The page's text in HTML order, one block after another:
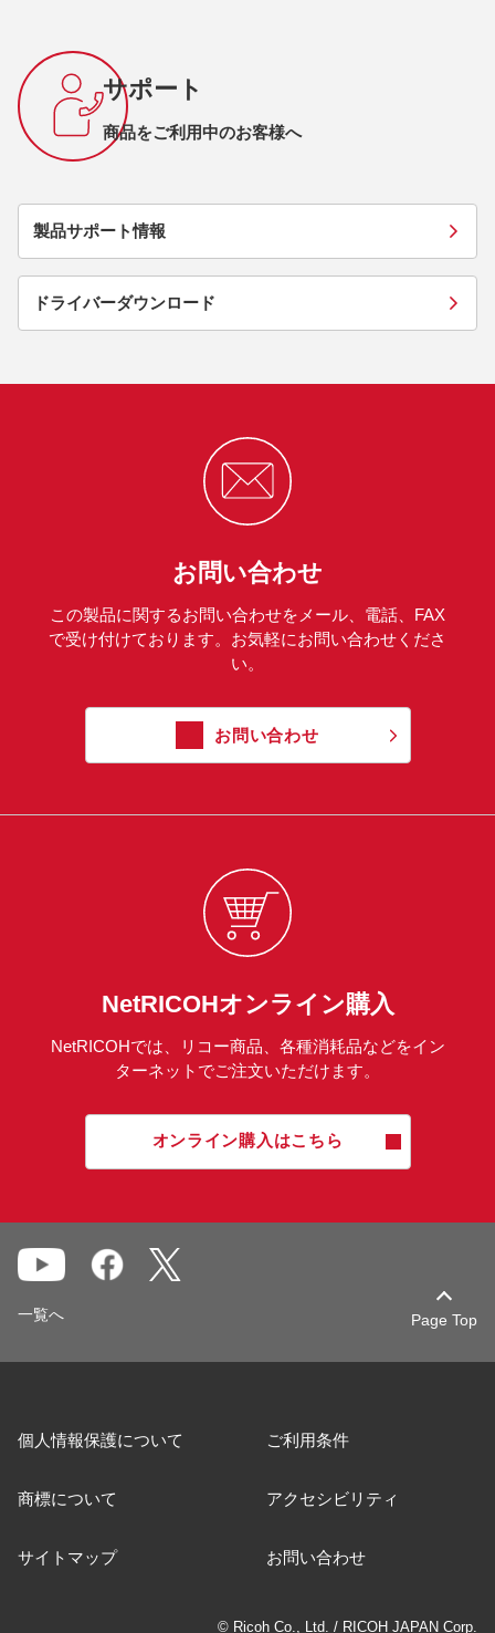
サポート
商品をご利用中のお客様へ
製品サポート情報
ドライバーダウンロード
お問い合わせ
この製品に関するお問い合わせをメール、電話、FAX
で受け付けております。お気軽にお問い合わせくださ
い。
お問い合わせ
NetRICOHオンライン購入
NetRICOHでは、リコー商品、各種消耗品などをイン
ターネットでご注文いただけます。
オンライン購入はこちら
Page Top
一覧へ
個人情報保護について ご利用条件
商標について アクセシビリティ
サイトマップ お問い合わせ
© Ricoh Co., Ltd. / RICOH JAPAN Corp.